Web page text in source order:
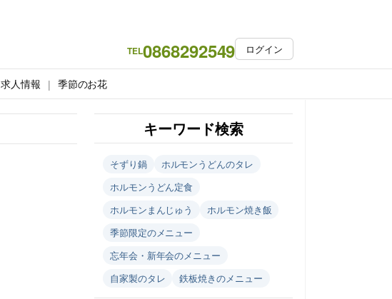
TEL0868292549 ログイン
求人情報 季節のお花
キーワード検索
そずり鍋
ホルモンうどんのタレ
ホルモンうどん定食
ホルモンまんじゅう
ホルモン焼き飯
季節限定のメニュー
忘年会・新年会のメニュー
自家製のタレ
鉄板焼きのメニュー